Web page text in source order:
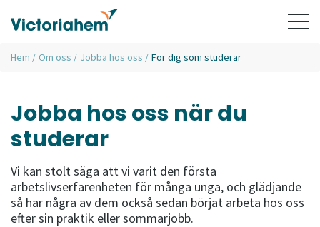
Hem / Om oss / Jobba hos oss / För dig som studerar
Jobba hos oss när du
studerar
Vi kan stolt säga att vi varit den första
arbetslivserfarenheten för många unga, och glädjande
så har några av dem också sedan börjat arbeta hos oss
efter sin praktik eller sommarjobb.